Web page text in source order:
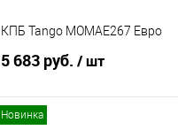
КПБ Tango MOMAE267 Евро
5 683 руб. / шт
Новинка